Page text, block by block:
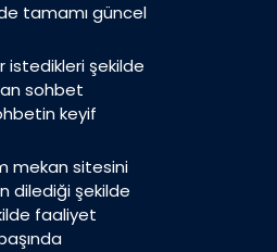
tamamı güncel
istedikleri şekilde
sohbet
keyif
mekan sitesini
dilediği şekilde
faaliyet